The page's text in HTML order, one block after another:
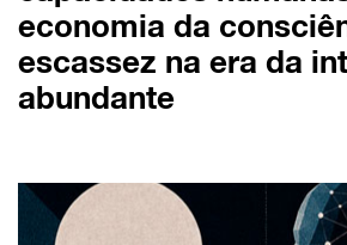
economia da
escassez na era da
abundante